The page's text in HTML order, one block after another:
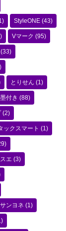
StyleONE (43)
Vマーク (95)
(33)
とりせん (1)
付き (88)
(2)
ックスマート (1)
エ (3)
サンヨネ (1)